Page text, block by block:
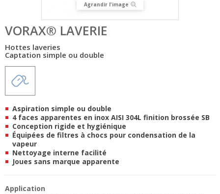
Agrandir l'image
VORAX® LAVERIE
Hottes laveries
Captation simple ou double
Aspiration simple ou double
4 faces apparentes en inox AISI 304L finition brossée SB
Conception rigide et hygiénique
Équipées de filtres à chocs pour condensation de la
vapeur
Nettoyage interne facilité
Joues sans marque apparente
Application